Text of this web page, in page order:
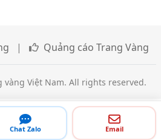
Chat Zalo Email
| Quảng cáo Trang Vàng
vàng Việt Nam. All rights reserved.